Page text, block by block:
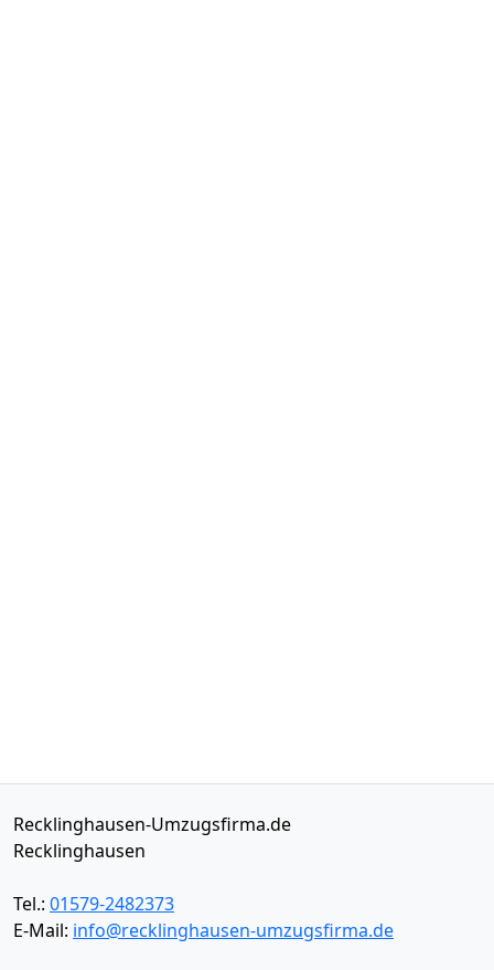
Recklinghausen-Umzugsfirma.de
Recklinghausen
Tel.: 01579-2482373
E-Mail: info@recklinghausen-umzugsfirma.de